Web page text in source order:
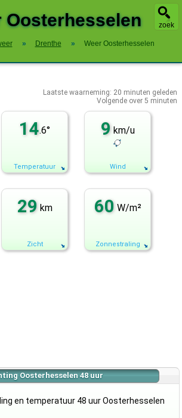
zoek
Oosterhesselen
» Drenthe » Weer Oosterhesselen
Laatste waarneming: 20 minuten geleden
Volgende over5 minuten
14.6°
Temperatuur
9 km/u
Wind
29 km
Zicht
60 W/m²
Zonnestraling
Oosterhesselen 48 uur